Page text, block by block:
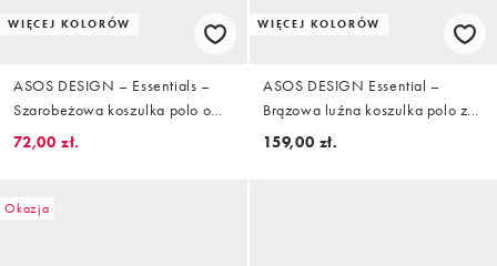
WIĘCEJ KOLORÓW
ASOS DESIGN – Essentials –
Szarobeżowa koszulka polo o
kroju podkreślającym sylwetkę z
72,00 zł.
WIĘCEJ KOLORÓW
ASOS DESIGN Essential –
Brązowa luźna koszulka polo z
dzianiny o delikatnym splocie z
159,00 zł.
Okazja